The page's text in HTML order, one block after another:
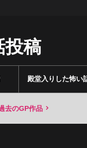
投稿
殿堂入りした怖い
去のGP作品